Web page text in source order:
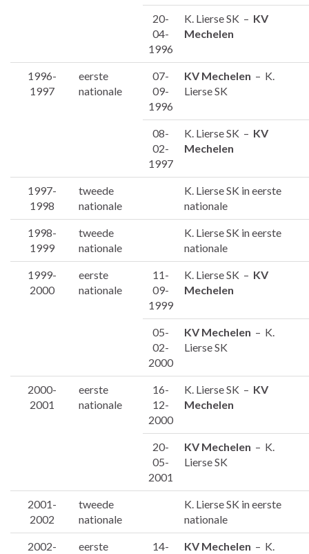
20-
04-
1996
K. Lierse SK – KV
Mechelen
1996-
1997
eerste
nationale
07-
09-
1996
KV Mechelen – K.
Lierse SK
08-
02-
1997
K. Lierse SK – KV
Mechelen
1997-
1998
tweede
nationale
K. Lierse SK in eerste
nationale
1998-
1999
tweede
nationale
K. Lierse SK in eerste
nationale
1999-
2000
eerste
nationale
11-
09-
1999
K. Lierse SK – KV
Mechelen
05-
02-
2000
KV Mechelen – K.
Lierse SK
2000-
2001
eerste
nationale
16-
12-
2000
K. Lierse SK – KV
Mechelen
20-
05-
2001
KV Mechelen – K.
Lierse SK
2001-
2002
tweede
nationale
K. Lierse SK in eerste
nationale
2002-
eerste
14-
KV Mechelen – K.